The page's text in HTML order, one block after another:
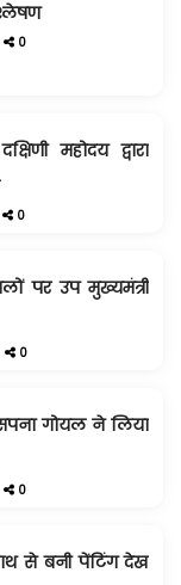
0
महोदय द्वारा
0
पर उप मुख्यमंत्री
0
सपना गोयल ने लिया
0
से बनी पेंटिंग देख